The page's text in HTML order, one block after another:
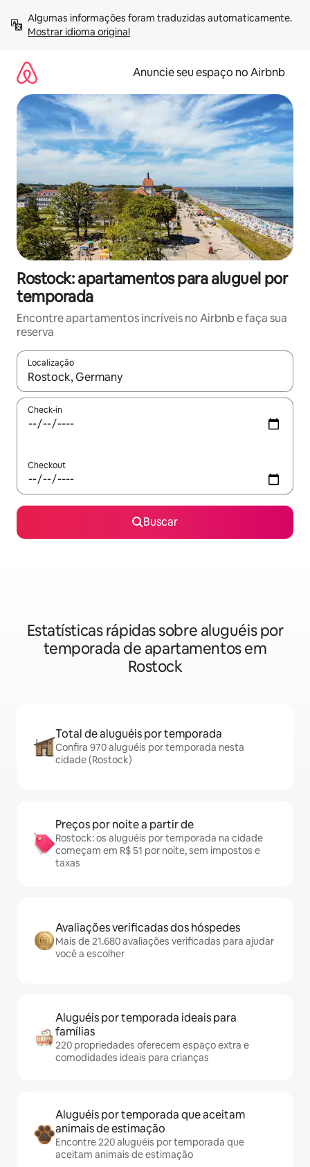
para
Mostrar idioma original
Anuncie seu espaço no Airbnb
Rostock: apartamentos para aluguel por
temporada
Encontre apartamentos incríveis no Airbnb e faça sua
reserva
Localização
Quando os resultados estiverem disponíveis, explore-os
Check-in
Checkout
Buscar
Estatísticas rápidas sobre aluguéis por
temporada de apartamentos em
Rostock
Total de aluguéis por temporada
Confira 970 aluguéis por temporada nesta
cidade (Rostock)
Preços por noite a partir de
Rostock: os aluguéis por temporada na cidade
começam em R$ 51 por noite, sem impostos e
taxas
Avaliações verificadas dos hóspedes
Mais de 21.680 avaliações verificadas para ajudar
você a escolher
Aluguéis por temporada ideais para
famílias
220 propriedades oferecem espaço extra e
comodidades ideais para crianças
Aluguéis por temporada que aceitam
animais de estimação
Encontre 220 aluguéis por temporada que
aceitam animais de estimação